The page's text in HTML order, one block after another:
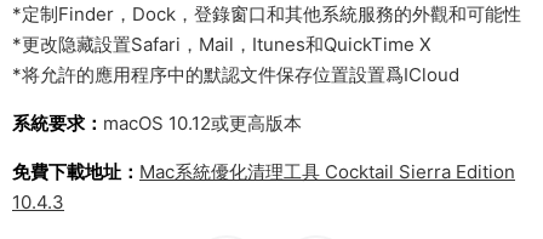
*定制Finder，Dock，登錄窗口和其他系統服務的外觀和可能性
*更改隐藏設置Safari，Mail，Itunes和QuickTime X
*将允許的應用程序中的默認文件保存位置設置爲ICloud
系統要求： macOS 10.12或更高版本
免費下載地址： Mac系統優化清理工具 Cocktail Sierra Edition
10.4.3